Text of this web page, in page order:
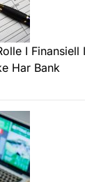
I
Har Bank